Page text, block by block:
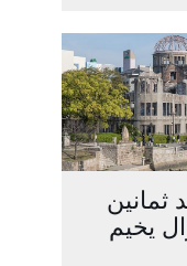
ثمانين
يخيم